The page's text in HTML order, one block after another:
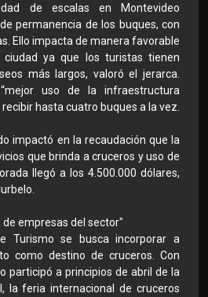
de escalas en Montevideo
permanencia de los buques, con
Ello impacta de manera favorable
ya que los turistas tienen
más largos, valoró el jerarca.
uso de la infraestructura
hasta cuatro buques a la vez.
impactó en la recaudación que la
que brinda a cruceros y uso de
llegó a los 4.500.000 dólares,
empresas del sector"
Turismo se busca incorporar a
como destino de cruceros. Con
participó a principios de abril de la
la feria internacional de cruceros